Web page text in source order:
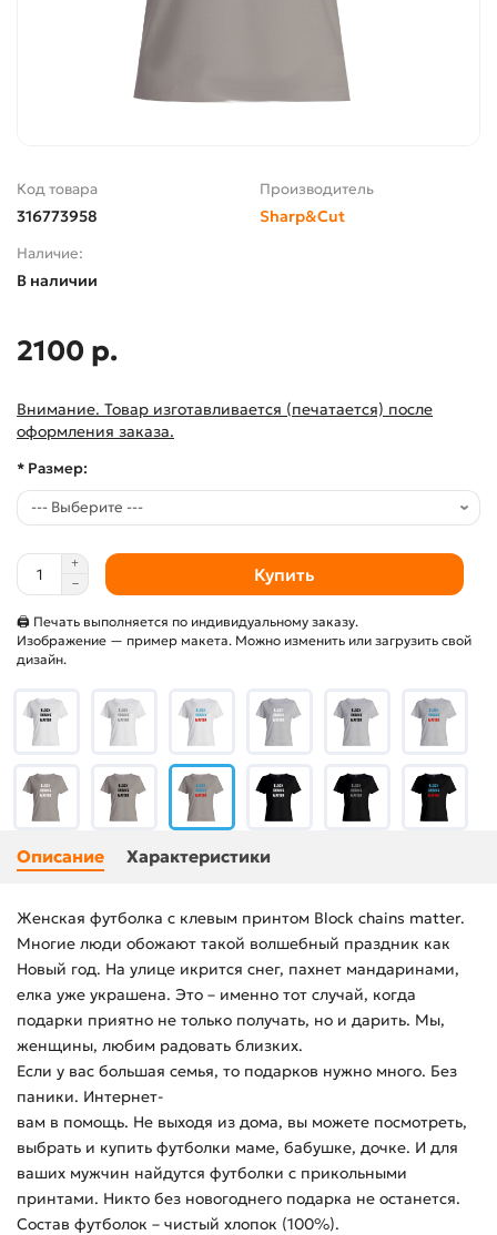
Код товара
316773958
Производитель
Sharp&Cut
Наличие:
В наличии
2100 р.
Внимание. Товар изготавливается (печатается) после
оформления заказа.
* Размер:
Купить
🖨 Печать выполняется по индивидуальному заказу.
Изображение — пример макета. Можно изменить или загрузить свой
дизайн.
Описание Характеристики
Женская футболка с клевым принтом Block chains matter.
Многие люди обожают такой волшебный праздник как
Новый год. На улице икрится снег, пахнет мандаринами,
елка уже украшена. Это – именно тот случай, когда
подарки приятно не только получать, но и дарить. Мы,
женщины, любим радовать близких.
Если у вас большая семья, то подарков нужно много. Без
паники. Интернет-
вам в помощь. Не выходя из дома, вы можете посмотреть,
выбрать и купить футболки маме, бабушке, дочке. И для
ваших мужчин найдутся футболки с прикольными
принтами. Никто без новогоднего подарка не останется.
Состав футболок – чистый хлопок (100%).